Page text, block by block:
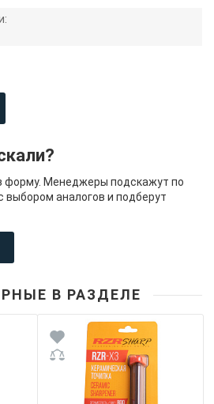
форму. Менеджеры подскажут по
выбором аналогов и подберут
В РАЗДЕЛЕ